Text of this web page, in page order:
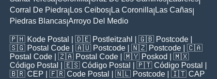
Corral De Piedra Los Ceibos La Coronilla Las Cañas
Piedras Blancas Arroyo Del Medio
🇵🇭 Kode Postal | 🇩🇪 Postleitzahl | 🇬🇧 Postcode
🇸🇬 Postal Code | 🇦🇺 Postcode | 🇳🇿 Postcode | 🇨🇦
Postal Code | 🇿🇦 Postal Code | 🇲🇾 Poskod
| 🇲🇽
Código Postal
| 🇪🇸 Código Postal | 🇵🇹 Código Postal
🇧🇷 CEP | 🇫🇷 Code Postal | 🇳🇱 Postcode | 🇮🇹 CAP